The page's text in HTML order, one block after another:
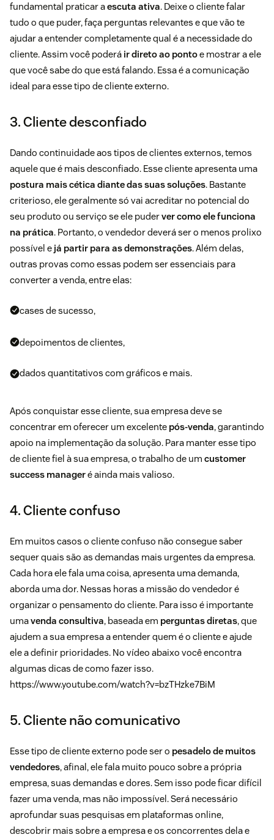
fundamental praticar aescuta ativa. Deixe o cliente falar
tudo o que puder, faça perguntas relevantes e que vão te
ajudar a entender completamente qual é a necessidade do
cliente. Assim você poderá ir direto ao pontoe mostrar a ele
que você sabe do que está falando. Essa é a comunicação
ideal para esse tipo de cliente externo.
3. Cliente desconfiado
Dando continuidade aos tipos de clientes externos, temos
aquele que é mais desconfiado. Esse cliente apresenta uma
postura mais cética diante das suas soluções. Bastante
criterioso, ele geralmente só vai acreditar no potencial do
seu produto ou serviço se ele puderver como ele funciona
na prática. Portanto, o vendedor deverá ser o menos prolixo
possível e já partir para as demonstrações. Além delas,
outras provas como essas podem ser essenciais para
converter a venda, entre elas:
cases de sucesso,
depoimentos de clientes,
dados quantitativos com gráficos e mais.
Após conquistar esse cliente, sua empresa deve se
concentrar em oferecer um excelente pós-venda, garantindo
apoio na implementação da solução. Para manter esse tipo
de cliente fiel à sua empresa, o trabalho de um customer
success manageré ainda mais valioso.
4. Cliente confuso
Em muitos casos o cliente confuso não consegue saber
sequer quais são as demandas mais urgentes da empresa.
Cada hora ele fala uma coisa, apresenta uma demanda,
aborda uma dor. Nessas horas a missão do vendedor é
organizar o pensamento do cliente. Para isso é importante
umavenda consultiva, baseada em perguntas diretas, que
ajudem a sua empresa a entender quem é o cliente e ajude
ele a definir prioridades. No vídeo abaixo você encontra
algumas dicas de como fazer isso.
https://www.youtube.com/watch?v=bzTHzke7BiM
5. Cliente não comunicativo
Esse tipo de cliente externo pode ser o pesadelo de muitos
vendedores, afinal, ele fala muito pouco sobre a própria
empresa, suas demandas e dores. Sem isso pode ficar difícil
fazer uma venda, mas não impossível. Será necessário
aprofundar suas pesquisas em plataformas online,
descobrir mais sobre a empresa e os concorrentes dela e